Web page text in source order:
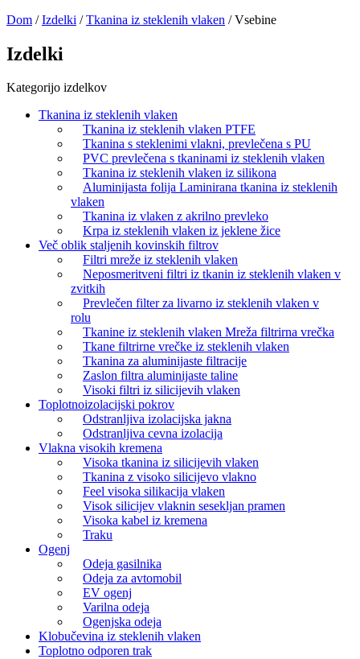
Dom /Izdelki /Tkanina iz steklenih vlaken / Vsebine
Izdelki
Kategorijo izdelkov
Tkanina iz steklenih vlaken
Tkanina iz steklenih vlaken PTFE
Tkanina s steklenimi vlakni, prevlečena s PU
PVC prevlečena s tkaninami iz steklenih vlaken
Tkanina iz steklenih vlaken iz silikona
Aluminijasta folija Laminirana tkanina iz steklenih
vlaken
Tkanina iz vlaken z akrilno prevleko
Krpa iz steklenih vlaken iz jeklene žice
Več oblik staljenih kovinskih filtrov
Filtri mreže iz steklenih vlaken
Neposmeritveni filtri iz tkanin iz steklenih vlaken v
zvitkih
Prevlečen filter za livarno iz steklenih vlaken v
rolu
Tkanine iz steklenih vlaken Mreža filtrirna vrečka
Tkane filtrirne vrečke iz steklenih vlaken
Tkanina za aluminijaste filtracije
Zaslon filtra aluminijaste taline
Visoki filtri iz silicijevih vlaken
Toplotnoizolacijski pokrov
Odstranljiva izolacijska jakna
Odstranljiva cevna izolacija
Vlakna visokih kremena
Visoka tkanina iz silicijevih vlaken
Tkanina z visoko silicijevo vlakno
Feel visoka silikacija vlaken
Visok silicijev vlaknin sesekljan pramen
Visoka kabel iz kremena
Traku
Ogenj
Odeja gasilnika
Odeja za avtomobil
EV ogenj
Varilna odeja
Ogenjska odeja
Klobučevina iz steklenih vlaken
Toplotno odporen trak